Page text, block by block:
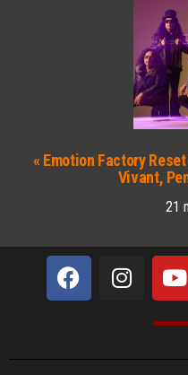
« Emotion Factory Reset
Vivant,
21